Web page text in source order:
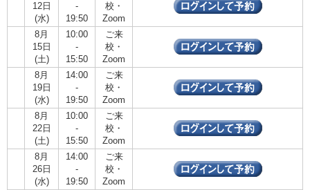
12日
(水)
-
19:50
校・
Zoom
8月
15日
(土)
10:00
-
15:50
ご来
校・
Zoom
8月
19日
(水)
14:00
-
19:50
ご来
校・
Zoom
8月
22日
(土)
10:00
-
15:50
ご来
校・
Zoom
8月
26日
(水)
14:00
-
19:50
ご来
校・
Zoom